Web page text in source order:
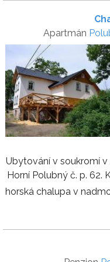
Apartmán
Ubytování v soukromí
Horní Polubný č. p. 62.
horská chalupa v